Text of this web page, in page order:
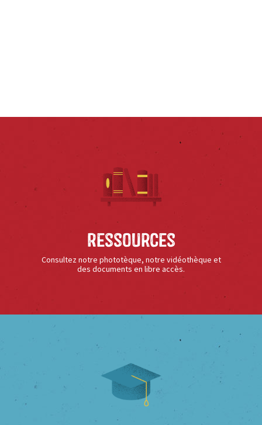
Ressources
Consultez notre phototèque, notre vidéothèque et
des documents en libre accès.